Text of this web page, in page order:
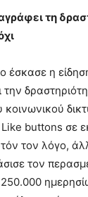
τη
έσκασε η
την
κοινωνικού
buttons σε
τον λόγο,
τον